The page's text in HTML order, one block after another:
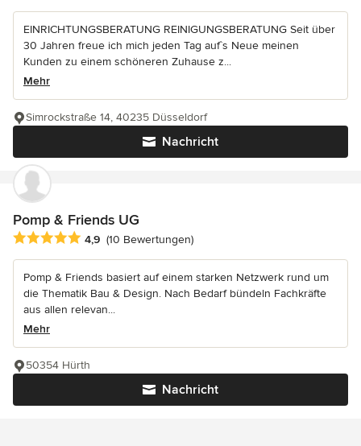
EINRICHTUNGSBERATUNG REINIGUNGSBERATUNG Seit über
30 Jahren freue ich mich jeden Tag auf`s Neue meinen
Kunden zu einem schöneren Zuhause z...
Mehr
Nachricht
Simrockstraße 14, 40235 Düsseldorf
Pomp & Friends UG
Durchschnittliche Bewertung: 4.9 von 5 Sternen
4,9 (10 Bewertungen)
Pomp & Friends basiert auf einem starken Netzwerk rund um
die Thematik Bau & Design. Nach Bedarf bündeln Fachkräfte
aus allen relevan...
Mehr
Nachricht
50354 Hürth